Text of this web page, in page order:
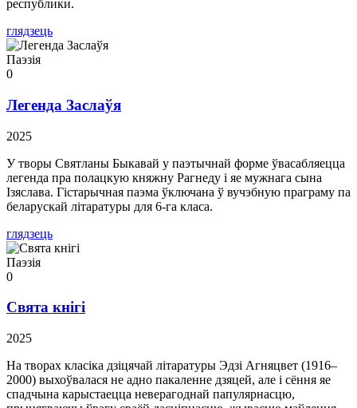
республики.
глядзець
Паэзія
0
Легенда Заслаўя
2025
У творы Святланы Быкавай у паэтычнай форме ўвасабляецца
легенда пра полацкую княжну Рагнеду і яе мужнага сына
Ізяслава. Гістарычная паэма ўключана ў вучэбную праграму па
беларускай літаратуры для 6-га класа.
глядзець
Паэзія
0
Свята кнігі
2025
На творах класіка дзіцячай літаратуры Эдзі Агняцвет (1916–
2000) выхоўвалася не адно пакаленне дзяцей, але і сёння яе
спадчына карыстаецца неверагоднай папулярнасцю,